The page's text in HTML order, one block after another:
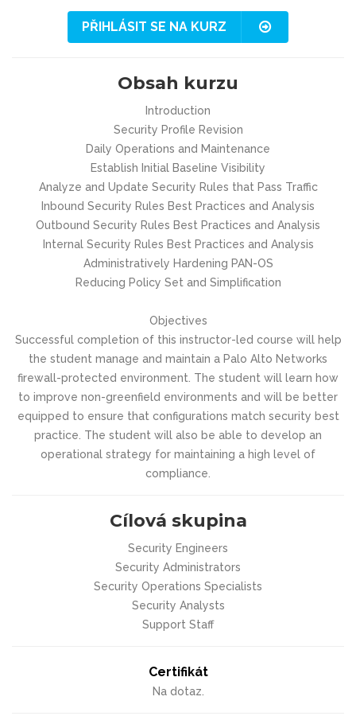
PŘIHLÁSIT SE NA KURZ
Obsah kurzu
Introduction
Security Profile Revision
Daily Operations and Maintenance
Establish Initial Baseline Visibility
Analyze and Update Security Rules that Pass Traffic
Inbound Security Rules Best Practices and Analysis
Outbound Security Rules Best Practices and Analysis
Internal Security Rules Best Practices and Analysis
Administratively Hardening PAN-OS
Reducing Policy Set and Simplification
Objectives
Successful completion of this instructor-led course will help
the student manage and maintain a Palo Alto Networks
firewall-protected environment. The student will learn how
to improve non-greenfield environments and will be better
equipped to ensure that configurations match security best
practice. The student will also be able to develop an
operational strategy for maintaining a high level of
compliance.
Cílová skupina
Security Engineers
Security Administrators
Security Operations Specialists
Security Analysts
Support Staff
Certifikát
Na dotaz.